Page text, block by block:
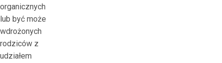
organicznych
lub być może
wdrożonych
rodziców z
udziałem